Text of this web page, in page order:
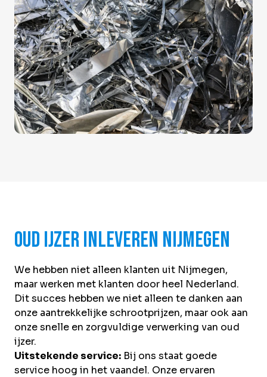
Direct inleveren Ophaalservice
Oud ijzer inleveren Nijmegen
We hebben niet alleen klanten uit Nijmegen,
maar werken met klanten door heel Nederland.
Dit succes hebben we niet alleen te danken aan
onze aantrekkelijke schrootprijzen, maar ook aan
onze snelle en zorgvuldige verwerking van oud
ijzer.
Uitstekende service: Bij ons staat goede
service hoog in het vaandel. Onze ervaren